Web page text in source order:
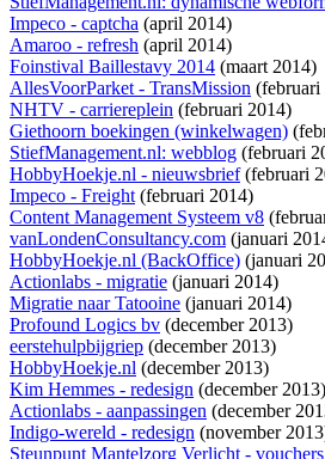
Impeco - captcha (april 2014)
Amaroo - refresh (april 2014)
Foinstival Baillestavy 2014 (maart 2014)
AllesVoorParket - TransMission (februari
NHTV - carriereplein (februari 2014)
Giethoorn boekingen (winkelwagen)
StiefManagement.nl: webblog (februari
HobbyHoekje.nl - nieuwsbrief(februari
Impeco - Freight(februari 2014)
Content Management Systeem v8
vanLondenConsultancy.com (januari
HobbyHoekje.nl (BackOffice) (januari
Actionlabs - migratie (januari 2014)
Migratie naar Tatooine (januari 2014)
Profound Logics bv (december 2013)
eerstehulpbijgriep (december 2013)
HobbyHoekje.nl (december 2013)
Kim Hemmes - redesign (december 2013)
Actionlabs - aanpassingen (december
Indigo-wereld - redesign (november
Steunpunt Mantelzorg Verlicht - vouchers